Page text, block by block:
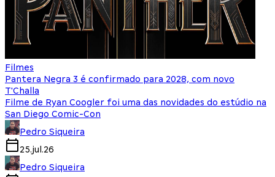
Filmes
Pantera Negra 3 é confirmado para 2028, com novo
T'Challa
Filme de Ryan Coogler foi uma das novidades do estúdio na
San Diego Comic-Con
Pedro Siqueira
25.jul.26
Pedro Siqueira